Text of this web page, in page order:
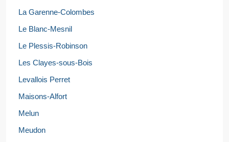
La Garenne-Colombes
Le Blanc-Mesnil
Le Plessis-Robinson
Les Clayes-sous-Bois
Levallois Perret
Maisons-Alfort
Melun
Meudon